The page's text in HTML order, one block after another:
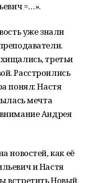
=…».
уже знали
третьи
Расстроились
понял: Настя
мечта
Андрея
новостей, как её
и Настя
встретить Новый